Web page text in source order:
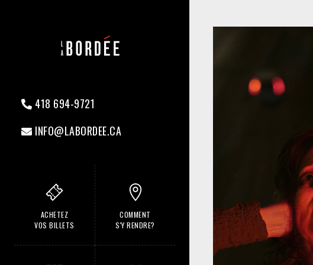
418 694-9721
INFO@LABORDEE.CA
ACHETEZ
VOS BILLETS
COMMENT
S'Y RENDRE?